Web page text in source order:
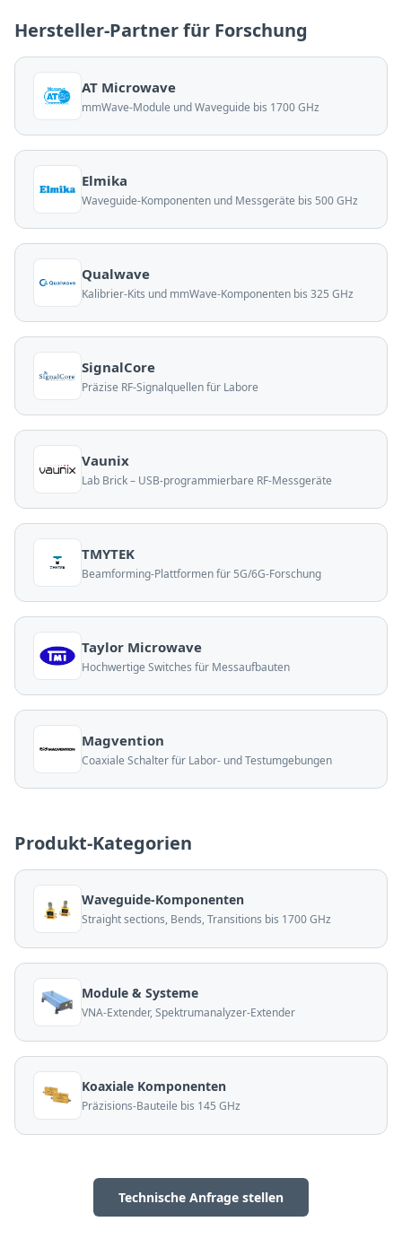
Hersteller-Partner für Forschung
AT Microwave
mmWave-Module und Waveguide bis 1700 GHz
Elmika
Waveguide-Komponenten und Messgeräte bis 500 GHz
Qualwave
Kalibrier-Kits und mmWave-Komponenten bis 325 GHz
SignalCore
Präzise RF-Signalquellen für Labore
Vaunix
Lab Brick – USB-programmierbare RF-Messgeräte
TMYTEK
Beamforming-Plattformen für 5G/6G-Forschung
Taylor Microwave
Hochwertige Switches für Messaufbauten
Magvention
Coaxiale Schalter für Labor- und Testumgebungen
Produkt-Kategorien
Waveguide-Komponenten
Straight sections, Bends, Transitions bis 1700 GHz
Module & Systeme
VNA-Extender, Spektrumanalyzer-Extender
Koaxiale Komponenten
Präzisions-Bauteile bis 145 GHz
Technische Anfrage stellen